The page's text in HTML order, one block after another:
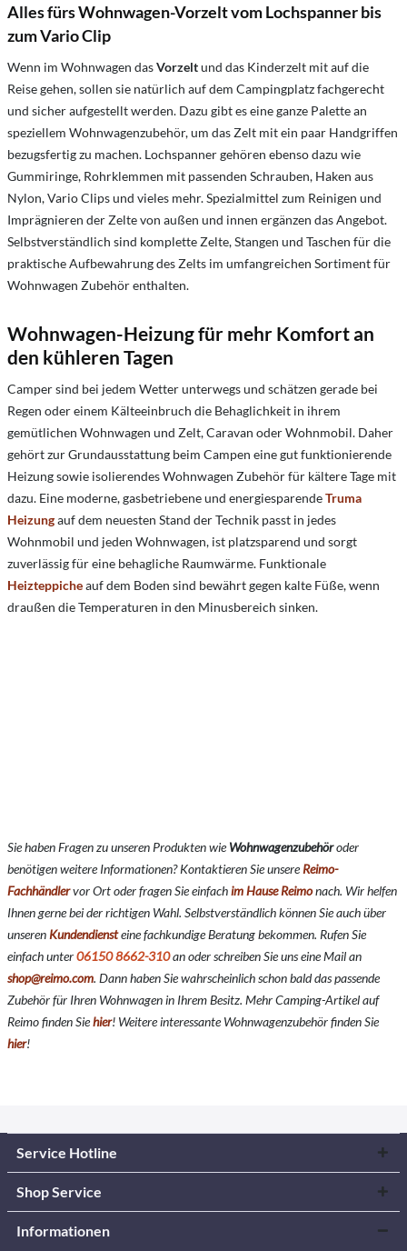
Alles fürs Wohnwagen-Vorzelt vom Lochspanner bis
zum Vario Clip
Wenn im Wohnwagen dasVorzeltund das Kinderzelt mit auf die
Reise gehen, sollen sie natürlich auf dem Campingplatz fachgerecht
und sicher aufgestellt werden. Dazu gibt es eine ganze Palette an
speziellem Wohnwagenzubehör, um das Zelt mit ein paar Handgriffen
bezugsfertig zu machen. Lochspanner gehören ebenso dazu wie
Gummiringe, Rohrklemmen mit passenden Schrauben, Haken aus
Nylon, Vario Clips und vieles mehr. Spezialmittel zum Reinigen und
Imprägnieren der Zelte von außen und innen ergänzen das Angebot.
Selbstverständlich sind komplette Zelte, Stangen und Taschen für die
praktische Aufbewahrung des Zelts im umfangreichen Sortiment für
Wohnwagen Zubehör enthalten.
Wohnwagen-Heizung für mehr Komfort an
den kühleren Tagen
Camper sind bei jedem Wetter unterwegs und schätzen gerade bei
Regen oder einem Kälteeinbruch die Behaglichkeit in ihrem
gemütlichen Wohnwagen und Zelt, Caravan oder Wohnmobil. Daher
gehört zur Grundausstattung beim Campen eine gut funktionierende
Heizung sowie isolierendes Wohnwagen Zubehör für kältere Tage mit
dazu. Eine moderne, gasbetriebene und energiesparendeTruma
Heizungauf dem neuesten Stand der Technik passt in jedes
Wohnmobil und jeden Wohnwagen, ist platzsparend und sorgt
zuverlässig für eine behagliche Raumwärme. Funktionale
Heizteppicheauf dem Boden sind bewährt gegen kalte Füße, wenn
draußen die Temperaturen in den Minusbereich sinken.
Sie haben Fragen zu unseren Produkten wieWohnwagenzubehöroder
benötigen weitere Informationen? Kontaktieren Sie unsereReimo-
Fachhändlervor Ort oder fragen Sie einfachim Hause Reimonach. Wir helfen
Ihnen gerne bei der richtigen Wahl. Selbstverständlich können Sie auch über
unseren Kundendiensteine fachkundige Beratung bekommen. Rufen Sie
einfach unter06150 8662-310an oder schreiben Sie uns eine Mail an
shop@reimo.com. Dann haben Sie wahrscheinlich schon bald das passende
Zubehör für Ihren Wohnwagen in Ihrem Besitz. Mehr Camping-Artikel auf
Reimo finden Siehier! Weitere interessante Wohnwagenzubehör finden Sie
hier!
Service Hotline
Shop Service
Informationen